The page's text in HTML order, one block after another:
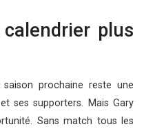
calendrier plus
saison prochaine reste une
ses supporters. Mais Gary
Sans match tous les